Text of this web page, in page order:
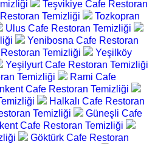
Teşvikiye Cafe Restoran
Temizliği
Tozkopran
Ulus Cafe Restoran Temizliği
Yenibosna Cafe Restoran
Temizliği
Yeşilköy
Yeşilyurt Cafe Restoran Temizliği
Temizliği
Rami Cafe
Cafe Restoran Temizliği
Halkalı Cafe Restoran
Temizliği
Güneşli Cafe
Cafe Restoran Temizliği
Göktürk Cafe Restoran